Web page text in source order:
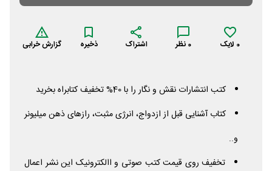
0 لایک 0 نظر اشتراک ذخیره گزارش خرابی
کتب انتشارات نقش و نگار را با 40% تخفیف کتابراه بخرید
کتاب آشنایی قبل از ازدواج، انرژی مثبت، رازهای ذهن میلیونر
و..
تخفیف روی قیمت کتب صوتی و االکترونیک این نشر اعمال